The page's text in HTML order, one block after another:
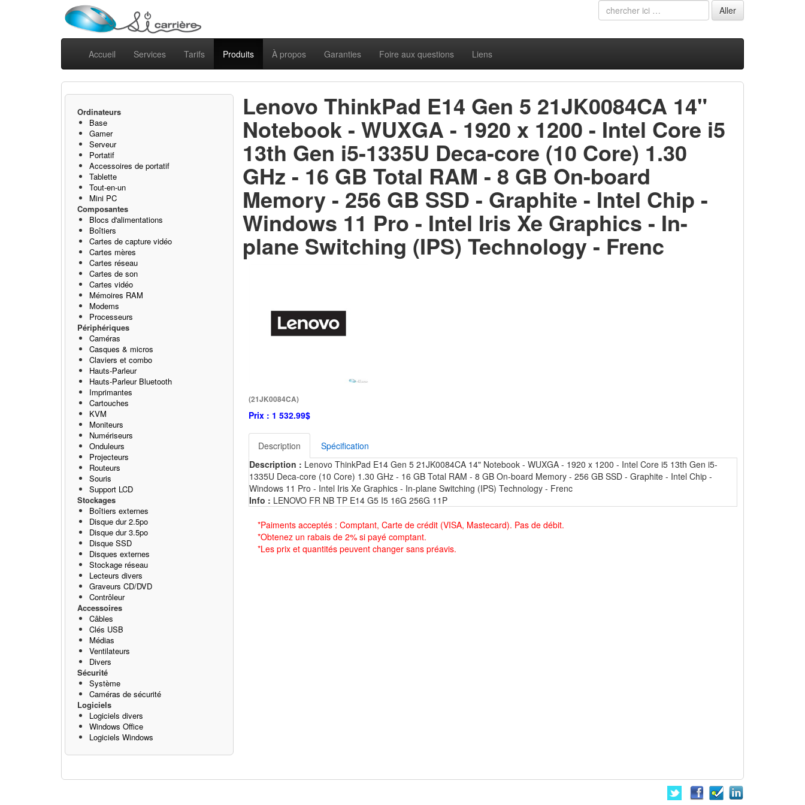
Accueil Services Tarifs Produits À propos Garanties Foire aux questions Liens
Ordinateurs
Base
Gamer
Serveur
Portatif
Accessoires de portatif
Tablette
Tout-en-un
Mini PC
Composantes
Blocs d'alimentations
Boîtiers
Cartes de capture vidéo
Cartes mères
Cartes réseau
Cartes de son
Cartes vidéo
Mémoires RAM
Modems
Processeurs
Périphériques
Caméras
Casques & micros
Claviers et combo
Hauts-Parleur
Hauts-Parleur Bluetooth
Imprimantes
Cartouches
KVM
Moniteurs
Numériseurs
Onduleurs
Projecteurs
Routeurs
Souris
Support LCD
Stockages
Boîtiers externes
Disque dur 2.5po
Disque dur 3.5po
Disque SSD
Disques externes
Stockage réseau
Lecteurs divers
Graveurs CD/DVD
Contrôleur
Accessoires
Câbles
Clés USB
Médias
Ventilateurs
Divers
Sécurité
Système
Caméras de sécurité
Logiciels
Logiciels divers
Windows Office
Logiciels Windows
Lenovo ThinkPad E14 Gen 5 21JK0084CA 14"
Notebook - WUXGA - 1920 x 1200 - Intel Core i5
13th Gen i5-1335U Deca-core (10 Core) 1.30
GHz - 16 GB Total RAM - 8 GB On-board
Memory - 256 GB SSD - Graphite - Intel Chip -
Windows 11 Pro - Intel Iris Xe Graphics - In-
plane Switching (IPS) Technology - Frenc
(21JK0084CA)
Prix : 1 532.99$
Description
Spécification
Description : Lenovo ThinkPad E14 Gen 5 21JK0084CA 14" Notebook - WUXGA - 1920 x 1200 - Intel Core i5 13th Gen i5-
1335U Deca-core (10 Core) 1.30 GHz - 16 GB Total RAM - 8 GB On-board Memory - 256 GB SSD - Graphite - Intel Chip -
Windows 11 Pro - Intel Iris Xe Graphics - In-plane Switching (IPS) Technology - Frenc
Info : LENOVO FR NB TP E14 G5 I5 16G 256G 11P
*Paiments acceptés : Comptant, Carte de crédit (VISA, Mastecard). Pas de débit.
*Obtenez un rabais de 2% si payé comptant.
*Les prix et quantités peuvent changer sans préavis.